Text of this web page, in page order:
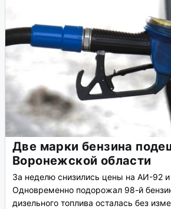
Две марки бензина
Воронежской области
За неделю снизились цены на АИ-92
Одновременно подорожал 98-й
дизельного топлива осталась без